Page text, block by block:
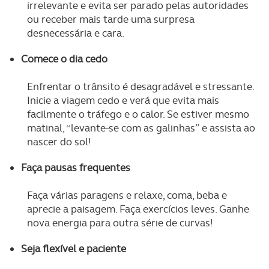
O ACP garantirá que as transferências internacionais de
dados pessoais serão realizadas apenas com o seu
Realçamos que o bloqueio de certo tipo de Cookies e
tecnologias similares pode ter impacto na sua
experiência de navegação no Website e nos serviços
disponibilizados.
Consulte a política de cookies do site.
irrelevante e evita ser parado pelas autoridades
ou receber mais tarde uma surpresa
desnecessária e cara.
Comece o dia cedo
Enfrentar o trânsito é desagradável e stressante.
Inicie a viagem cedo e verá que evita mais
facilmente o tráfego e o calor. Se estiver mesmo
matinal, “levante-se com as galinhas” e assista ao
nascer do sol!
Faça pausas frequentes
Faça várias paragens e relaxe, coma, beba e
aprecie a paisagem. Faça exercícios leves. Ganhe
nova energia para outra série de curvas!
Seja flexível e paciente